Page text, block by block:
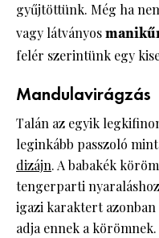
gyűjtöttünk. Még ha
vagy látványos
felér szerintünk egy
Mandulavirágzás
Talán az egyik
leginkább passzoló
dizájn. A babakék
tengerparti
igazi karaktert
adja ennek a körömnek.